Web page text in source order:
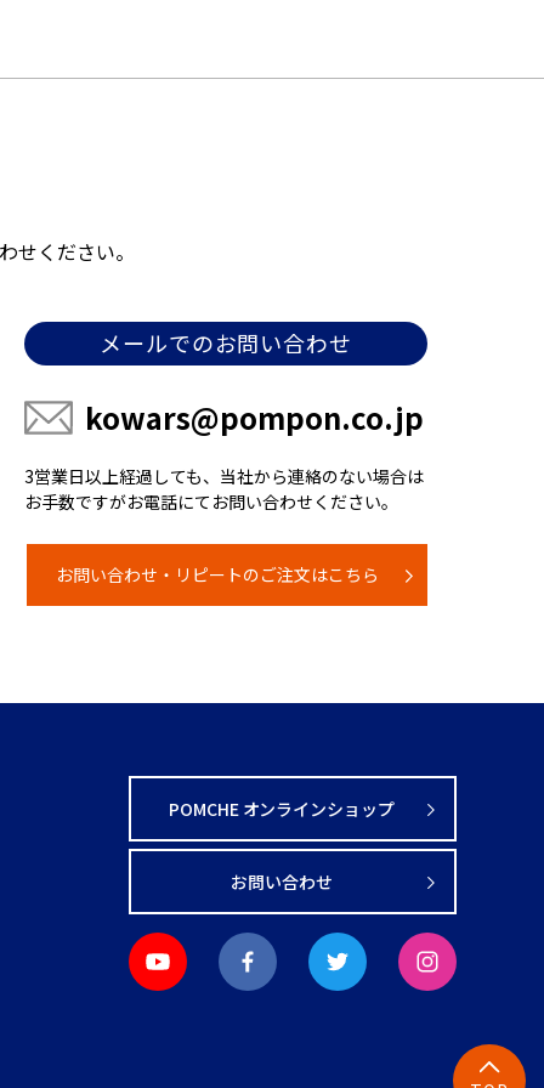
せください。
メールでのお問い合わせ
kowars@pompon.co.jp
3営業日以上経過しても、当社から連絡のない場合は
お手数ですがお電話にてお問い合わせください。
お問い合わせ・リピートのご注文はこちら
POMCHE オンラインショップ
お問い合わせ